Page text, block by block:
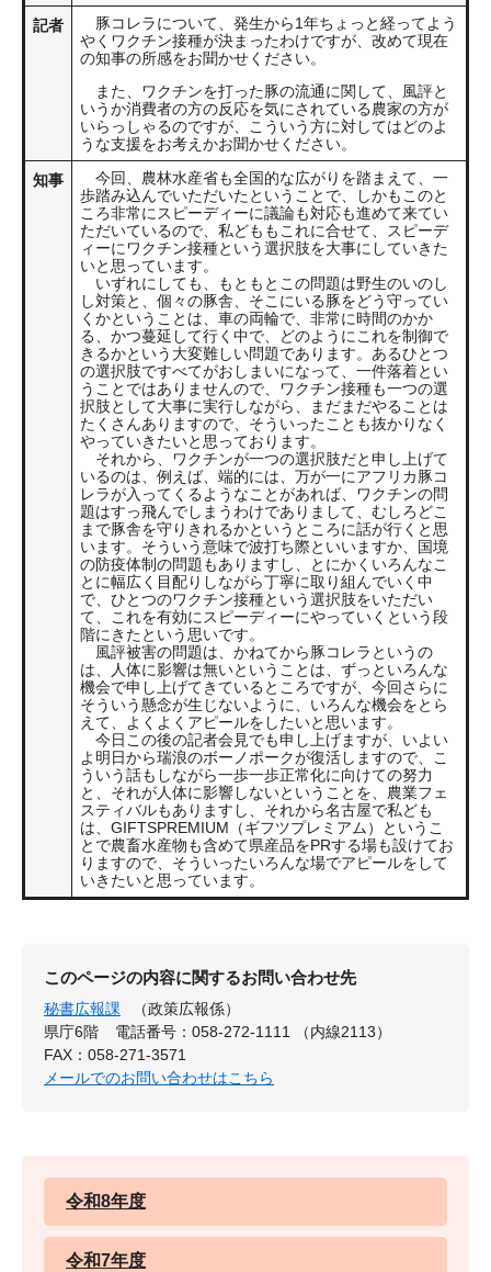
記者
豚コレラについて、発生から1年ちょっと経ってよう
やくワクチン接種が決まったわけですが、改めて現在
の知事の所感をお聞かせください。
また、ワクチンを打った豚の流通に関して、風評と
いうか消費者の方の反応を気にされている農家の方が
いらっしゃるのですが、こういう方に対してはどのよ
うな支援をお考えかお聞かせください。
知事
今回、農林水産省も全国的な広がりを踏まえて、一
歩踏み込んでいただいたということで、しかもこのと
ころ非常にスピーディーに議論も対応も進めて来てい
ただいているので、私どももこれに合せて、スピーデ
ィーにワクチン接種という選択肢を大事にしていきた
いと思っています。
いずれにしても、もともとこの問題は野生のいのし
し対策と、個々の豚舎、そこにいる豚をどう守ってい
くかということは、車の両輪で、非常に時間のかか
る、かつ蔓延して行く中で、どのようにこれを制御で
きるかという大変難しい問題であります。あるひとつ
の選択肢ですべてがおしまいになって、一件落着とい
うことではありませんので、ワクチン接種も一つの選
択肢として大事に実行しながら、まだまだやることは
たくさんありますので、そういったことも抜かりなく
やっていきたいと思っております。
それから、ワクチンが一つの選択肢だと申し上げて
いるのは、例えば、端的には、万が一にアフリカ豚コ
レラが入ってくるようなことがあれば、ワクチンの問
題はすっ飛んでしまうわけでありまして、むしろどこ
まで豚舎を守りきれるかというところに話が行くと思
います。そういう意味で波打ち際といいますか、国境
の防疫体制の問題もありますし、とにかくいろんなこ
とに幅広く目配りしながら丁寧に取り組んでいく中
で、ひとつのワクチン接種という選択肢をいただい
て、これを有効にスピーディーにやっていくという段
階にきたという思いです。
風評被害の問題は、かねてから豚コレラというの
は、人体に影響は無いということは、ずっといろんな
機会で申し上げてきているところですが、今回さらに
そういう懸念が生じないように、いろんな機会をとら
えて、よくよくアピールをしたいと思います。
今日この後の記者会見でも申し上げますが、いよい
よ明日から瑞浪のボーノポークが復活しますので、こ
ういう話もしながら一歩一歩正常化に向けての努力
と、それが人体に影響しないということを、農業フェ
スティバルもありますし、それから名古屋で私ども
は、GIFTSPREMIUM（ギフツプレミアム）というこ
とで農畜水産物も含めて県産品をPRする場も設けてお
りますので、そういったいろんな場でアピールをして
いきたいと思っています。
このページの内容に関するお問い合わせ先
秘書広報課
（政策広報係）
県庁6階
電話番号：058-272-1111 （内線2113）
FAX：058-271-3571
メールでのお問い合わせはこちら
令和8年度
令和7年度